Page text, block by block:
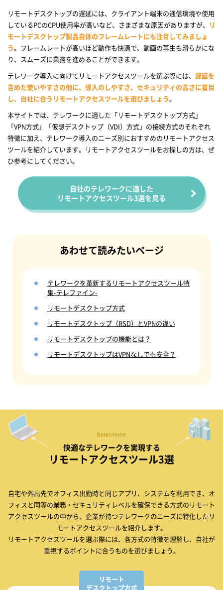
リモートデスクトップの遅延には、クライアント端末の通信環境や使用
しているPCのCPU使用率が高いなど、さまざまな原因がありますが、 リ
モートデスクトップ製品自体のフレームレートにも注目してみましょ
う。フレームレートが高いほど動作も快適で、動画の再生も滑らかにな
り、スムーズに業務を進めることができます。
テレワーク導入に向けてリモートアクセスツールを選ぶ際には、 遅延を
含めた使いやすさの他に、導入のしやすさ、セキュリティの高さに着目
し、自社に合うリモートアクセスツールを選びましょう。
本サイトでは、テレワークに適した「リモートデスクトップ方式」
「VPN方式」「仮想デスクトップ（VDI）方式」の接続方式のそれぞれ
特徴に加え、テレワーク導入のニーズ別におすすめのリモートアクセス
ツールを紹介しています。リモートアクセスツールをお探しの方は、ぜ
ひ参考にしてください。
自社のテレワークに適した
リモートアクセスツール3選を見る
あわせて読みたいページ
テレワークを革新するリモートアクセスツール特
集-テレファイン-
リモートデスクトップ方式
リモートデスクトップ（RSD）とVPNの違い
リモートデスクトップの機能とは？
リモートデスクトップはVPNなしでも安全？
Selections
快適なテレワークを実現する
リモートアクセスツール3選
自宅や外出先でオフィス出勤時と同じアプリ、システムを利用でき、オ
フィスと同等の業務・セキュリティレベルを確保できる方式のリモート
アクセスツールの中から、企業が持つテレワークのニーズに特化したリ
モートアクセスツールを紹介します。
リモートアクセスツールを選ぶ際には、各方式の特徴を理解し、自社が
重視するポイントに合うものを選びましょう。